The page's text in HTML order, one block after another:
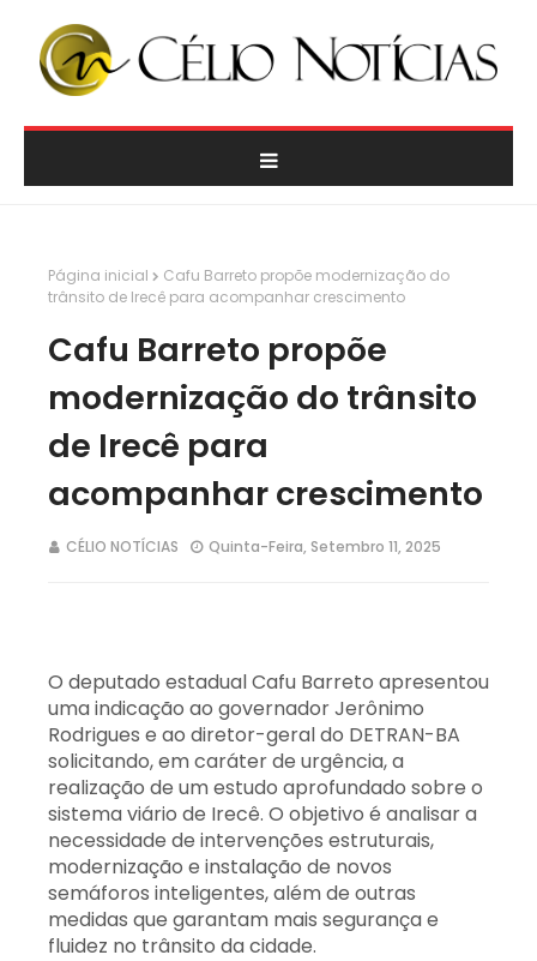
Página inicial
Cafu Barreto propõe modernização do
trânsito de Irecê para acompanhar crescimento
Cafu Barreto propõe
modernização do trânsito
de Irecê para
acompanhar crescimento
CÉLIO NOTÍCIAS Quinta-Feira, Setembro 11, 2025
O deputado estadual Cafu Barreto apresentou
uma indicação ao governador Jerônimo
Rodrigues e ao diretor-geral do DETRAN-BA
solicitando, em caráter de urgência, a
realização de um estudo aprofundado sobre o
sistema viário de Irecê. O objetivo é analisar a
necessidade de intervenções estruturais,
modernização e instalação de novos
semáforos inteligentes, além de outras
medidas que garantam mais segurança e
fluidez no trânsito da cidade.